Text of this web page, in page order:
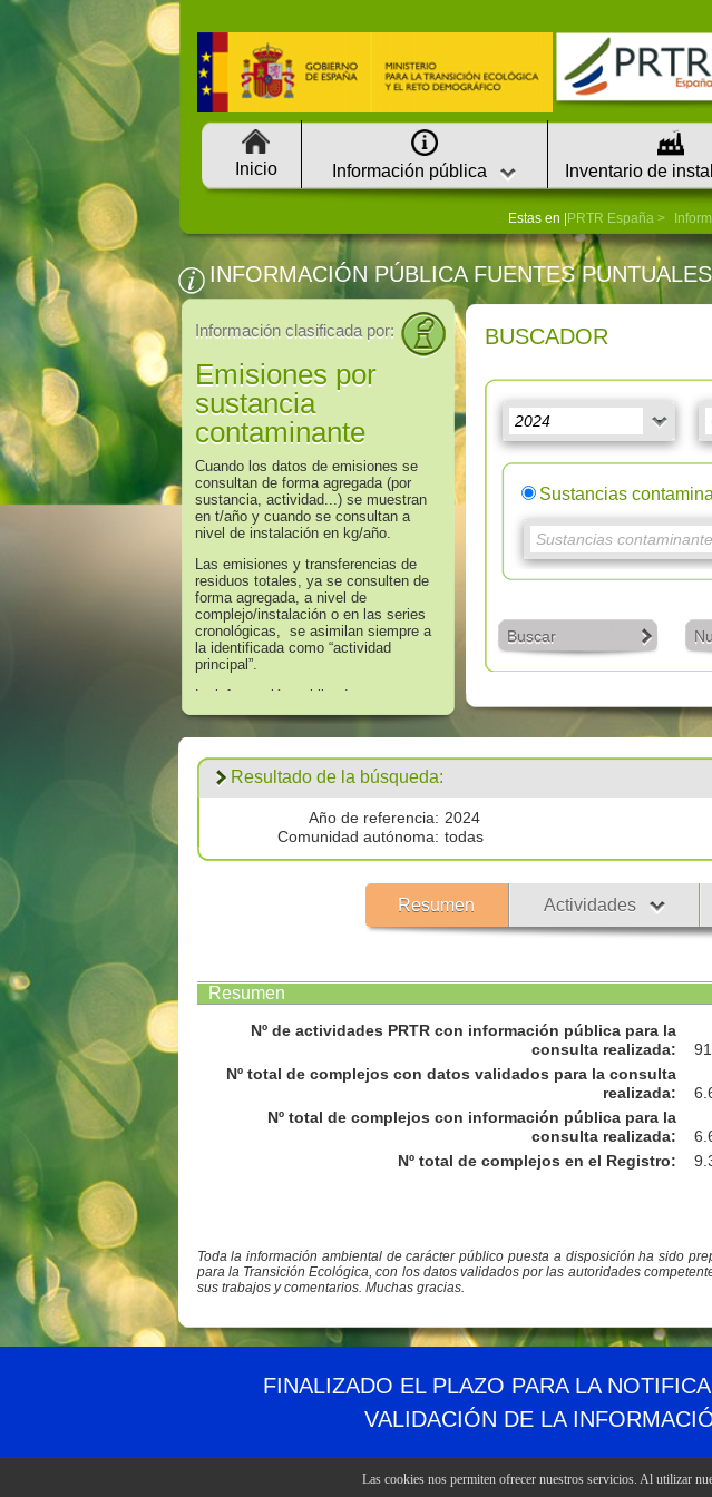
Inicio Información pública Inventario de
Estas en | PRTR España
INFORMACIÓN PÚBLICA FUENTES PUNTUALES
Información clasificada por:
Emisiones por
sustancia
contaminante
Cuando los datos de emisiones se
consultan de forma agregada (por
sustancia, actividad...) se muestran
en t/año y cuando se consultan a
nivel de instalación en kg/año.
Las emisiones y transferencias de
residuos totales, ya se consulten de
forma agregada, a nivel de
complejo/instalación o en las series
cronológicas, se asimilan siempre a
la identificada como “actividad
principal”.
La información publicada en
referencia a los años 2008 hasta
establecidos en el Anexo II “Lista de
Sustancias” del Real Decreto
508/2007, de 20 de abril, que regula
el suministro de información sobre
emisiones del Reglamento E - PRTR
y de las autorizaciones ambientales
integradas.
Los datos publicados respecto al
todas las
emisiones por encima de cero
BUSCADOR
Sustancias
Buscar
Resultado de la búsqueda:
Año de referencia: 2024
Comunidad autónoma: todas
Resumen Actividades
Resumen
Nº de actividades PRTR con información pública para la
consulta realizada:
91
Nº total de complejos con datos validados para la consulta
realizada:
Nº total de complejos con información pública para la
consulta realizada:
Nº total de complejos en el Registro:
Toda la información ambiental de carácter público puesta a disposición ha sido
para la Transición Ecológica, con los datos validados por las autoridades
sus trabajos y comentarios. Muchas gracias.
Ministerio para la Transición Ecológica y el Reto Demográfico
Mapa
FINALIZADO EL PLAZO PARA LA
VALIDACIÓN DE LA
Las cookies nos permiten ofrecer nuestros servicios. Al utilizar